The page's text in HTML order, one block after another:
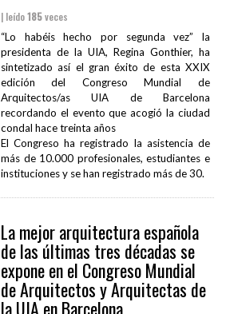
| leído185veces
“Lo habéis hecho por segunda vez” la
presidenta de la UIA, Regina Gonthier, ha
sintetizado así el gran éxito de esta XXIX
edición del Congreso Mundial de
Arquitectos/as UIA de Barcelona
recordando el evento que acogió la ciudad
condal hace treinta años
El Congreso ha registrado la asistencia de
más de 10.000 profesionales, estudiantes e
instituciones y se han registrado más de 30.
La mejor arquitectura española
de las últimas tres décadas se
expone en el Congreso Mundial
de Arquitectos y Arquitectas de
la UIA en Barcelona